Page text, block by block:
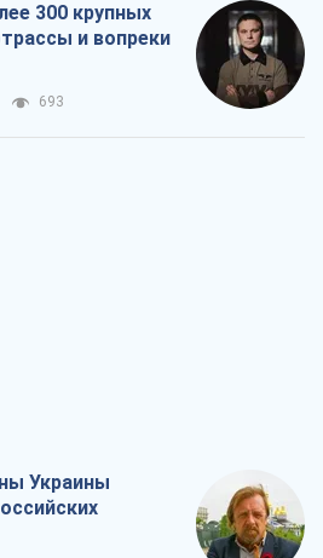
300 крупных
и вопреки
693
Украины